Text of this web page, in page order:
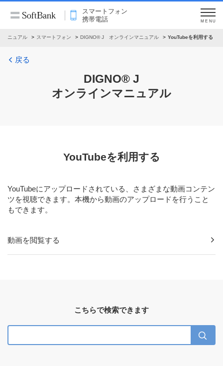
スマートフォン
携帯電話
MENU
マニュアル スマートフォン DIGNO® J オンラインマニュアル YouTubeを利用する
戻る
DIGNO® J
オンラインマニュアル
YouTubeを利用する
YouTubeにアップロードされている、さまざまな動画コンテン
ツを視聴できます。本機から動画のアップロードを行うこと
もできます。
動画を閲覧する
こちらで検索できます